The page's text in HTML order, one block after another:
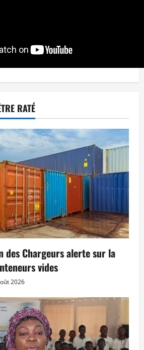
RATÉ
des Chargeurs alerte sur la
vides
2026